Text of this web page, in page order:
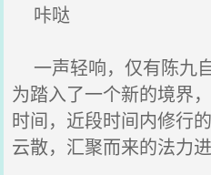
咔哒
一声轻响，仅有陈九
为踏入了一个新的境界
时间，近段时间内修行
云散，汇聚而来的法力